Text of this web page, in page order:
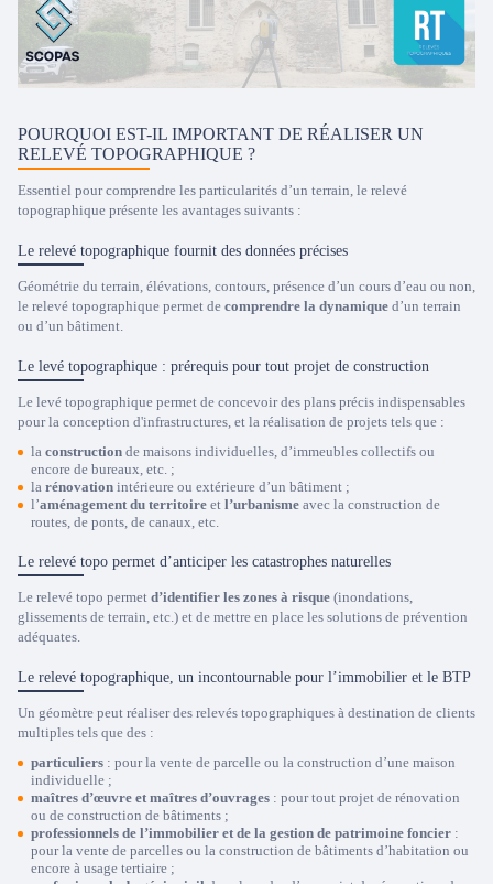
POURQUOI EST-IL IMPORTANT DE RÉALISER UN
RELEVÉ TOPOGRAPHIQUE ?
Essentiel pour comprendre les particularités d’un terrain, le relevé
topographique présente les avantages suivants :
Le relevé topographique fournit des données précises
Géométrie du terrain, élévations, contours, présence d’un cours d’eau ou non,
le relevé topographique permet de comprendre la dynamique d’un terrain
ou d’un bâtiment.
Le levé topographique : prérequis pour tout projet de construction
Le levé topographique permet de concevoir des plans précis indispensables
pour la conception d'infrastructures, et la réalisation de projets tels que :
la construction de maisons individuelles, d’immeubles collectifs ou
encore de bureaux, etc. ;
la rénovation intérieure ou extérieure d’un bâtiment ;
l’aménagement du territoire et l’urbanisme avec la construction de
routes, de ponts, de canaux, etc.
Le relevé topo permet d’anticiper les catastrophes naturelles
Le relevé topo permet d’identifier les zones à risque (inondations,
glissements de terrain, etc.) et de mettre en place les solutions de prévention
adéquates.
Le relevé topographique, un incontournable pour l’immobilier et le BTP
Un géomètre peut réaliser des relevés topographiques à destination de clients
multiples tels que des :
particuliers : pour la vente de parcelle ou la construction d’une maison
individuelle ;
maîtres d’œuvre et maîtres d’ouvrages : pour tout projet de rénovation
ou de construction de bâtiments ;
professionnels de l’immobilier et de la gestion de patrimoine foncier :
pour la vente de parcelles ou la construction de bâtiments d’habitation ou
encore à usage tertiaire ;